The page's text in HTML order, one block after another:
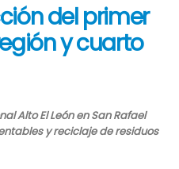
del primer
y cuarto
Alto El León en San Rafael
y reciclaje de residuos